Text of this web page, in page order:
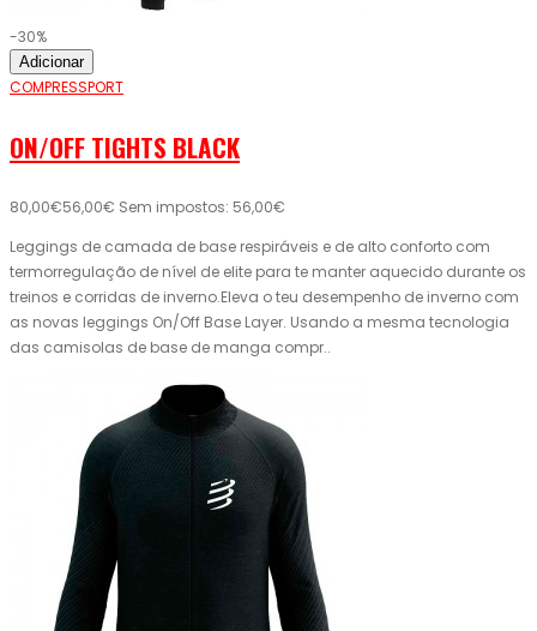
-30%
Adicionar
COMPRESSPORT
ON/OFF TIGHTS BLACK
80,00€56,00€ Sem impostos: 56,00€
Leggings de camada de base respiráveis ​​e de alto conforto com
termorregulação de nível de elite para te manter aquecido durante os
treinos e corridas de inverno.Eleva o teu desempenho de inverno com
as novas leggings On/Off Base Layer. Usando a mesma tecnologia
das camisolas de base de manga compr..